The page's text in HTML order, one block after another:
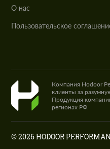
О нас
Пользовательское
Компания Hodoor
клиенты за
Продукция
регионах РФ.
© 2026 HODOOR